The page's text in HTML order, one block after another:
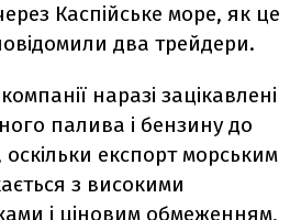
Каспійське море, як це
два трейдери.
наразі зацікавлені
палива і бензину до
оскільки експорт морським
з високими
і ціновим обмеженням,